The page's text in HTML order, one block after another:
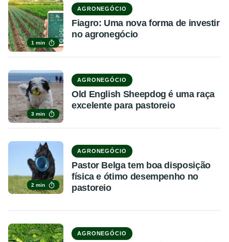
1 min
AGRONEGÓCIO
Fiagro: Uma nova forma de investir
no agronegócio
3 min
AGRONEGÓCIO
Old English Sheepdog é uma raça
excelente para pastoreio
2 min
AGRONEGÓCIO
Pastor Belga tem boa disposição
física e ótimo desempenho no
pastoreio
AGRONEGÓCIO